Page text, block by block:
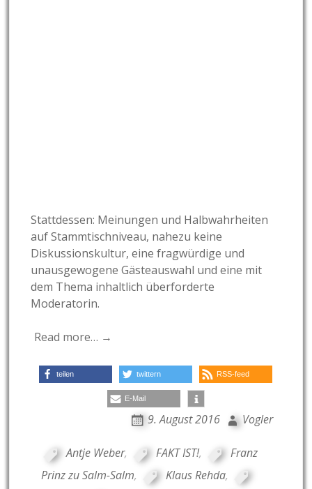
Stattdessen: Meinungen und Halbwahrheiten
auf Stammtischniveau, nahezu keine
Diskussionskultur, eine fragwürdige und
unausgewogene Gästeauswahl und eine mit
dem Thema inhaltlich überforderte
Moderatorin.
Read more… →
teilen twittern RSS-feed
E-Mail
9. August 2016 Vogler
Antje Weber, FAKT IST!,
Franz
Prinz zu Salm-Salm, Klaus Rehda,